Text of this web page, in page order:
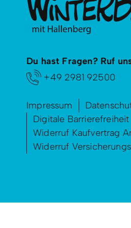
Du hast Fragen? Ruf
+49 2981 92500
Impressum
Digitale Barrierefreiheit
Widerruf Kaufvertrag
Widerruf